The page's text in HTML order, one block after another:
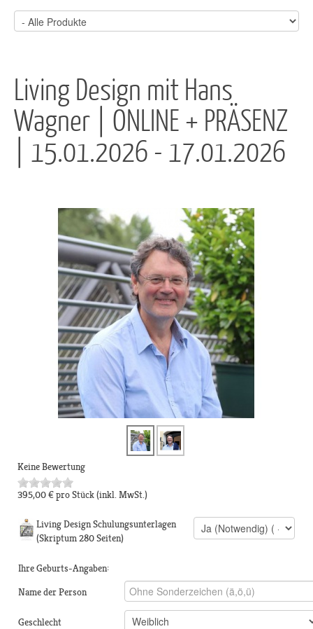
Living Design mit Hans
Wagner | ONLINE + PRÄSENZ
| 15.01.2026 - 17.01.2026
Keine Bewertung
395,00 €pro Stück(inkl. MwSt.)
Living Design Schulungsunterlagen
(Skriptum 280 Seiten)
Ihre Geburts-Angaben:
Name der Person
Geschlecht